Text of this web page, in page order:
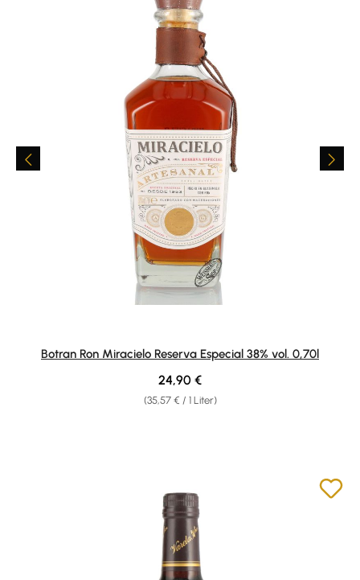
Botran Ron Miracielo Reserva Especial 38% vol. 0,70l
(35,57 € / 1 Liter)
Regulärer Preis:
24,90 €